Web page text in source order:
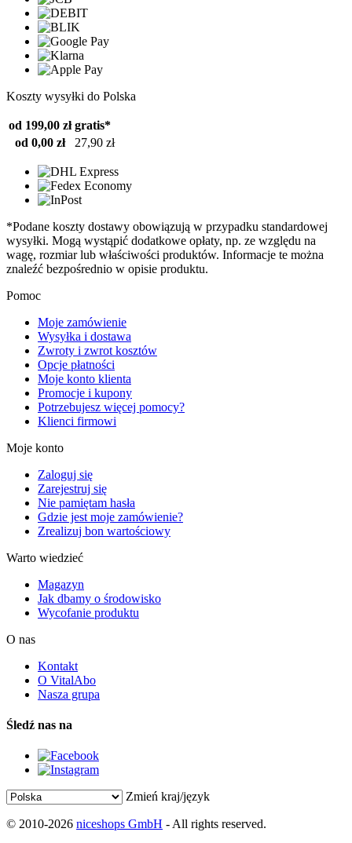
Koszty wysyłki do Polska
od 199,00 zł gratis*
od 0,00 zł
27,90 zł
*Podane koszty dostawy obowiązują w przypadku standardowej
wysyłki. Mogą wystąpić dodatkowe opłaty, np. ze względu na
wagę, rozmiar lub właściwości produktów. Informacje te można
znaleźć bezpośrednio w opisie produktu.
Pomoc
Moje zamówienie
Wysyłka i dostawa
Zwroty i zwrot kosztów
Opcje płatności
Moje konto klienta
Promocje i kupony
Potrzebujesz więcej pomocy?
Klienci firmowi
Moje konto
Zaloguj się
Zarejestruj się
Nie pamiętam hasła
Gdzie jest moje zamówienie?
Zrealizuj bon wartościowy
Warto wiedzieć
Magazyn
Jak dbamy o środowisko
Wycofanie produktu
O nas
Kontakt
O VitalAbo
Nasza grupa
Śledź nas na
Zmień kraj/język
© 2010-2026 niceshops GmbH - All rights reserved.